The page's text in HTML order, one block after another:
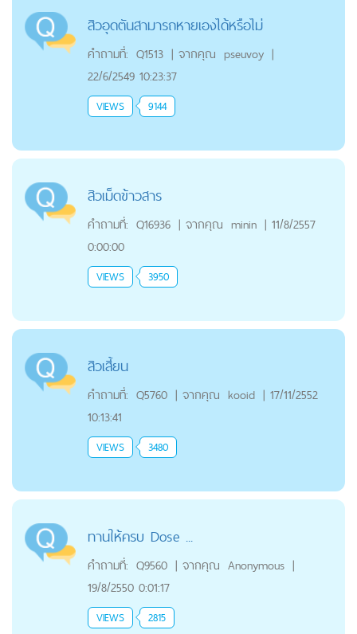
สิวอุดตันสามารถหายเองได้หรือไม่
คำถามที่: Q1513 | จากคุณ pseuvoy |
22/6/2549 10:23:37
VIEWS 9144
สิวเม็ดข้าวสาร
คำถามที่: Q16936 | จากคุณ minin | 11/8/2557
0:00:00
VIEWS 3950
สิวเสี้ยน
คำถามที่: Q5760 | จากคุณ kooid | 17/11/2552
10:13:41
VIEWS 3480
ทานให้ครบ Dose ...
คำถามที่: Q9560 | จากคุณ Anonymous |
19/8/2550 0:01:17
VIEWS 2815